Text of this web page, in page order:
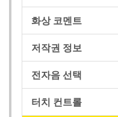
화상 코멘트
저작권 정보
전자음 선택
터치 컨트롤